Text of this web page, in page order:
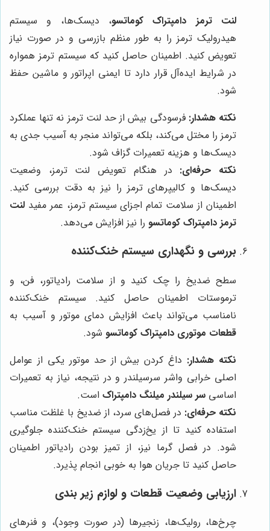
لنت ترمز دامپتراک کوماتسو، دیسک‌ها، و سیستم
هیدرولیک ترمز را به طور منظم بازرسی و در صورت نیاز
تعویض کنید. اطمینان حاصل کنید که سیستم ترمز همواره
در شرایط ایده‌آل قرار دارد تا ایمنی اپراتور و ماشین حفظ
شود.
نکته هشدار: فرسودگی بیش از حد لنت ترمز نه تنها عملکرد
ترمز را مختل می‌کند، بلکه می‌تواند منجر به آسیب جدی به
دیسک‌ها و هزینه تعمیرات گزاف شود.
نکته حرفه‌ای: در هنگام تعویض لنت ترمز، وضعیت
دیسک‌ها و کالیپرهای ترمز را نیز به دقت بررسی کنید.
اطمینان از سلامت تمام اجزای سیستم ترمز، عمر مفید لنت
ترمز دامپتراک کوماتسو را نیز افزایش می‌دهد.
بررسی و نگهداری سیستم خنک‌کننده
سطح ضدیخ را چک کنید و از سلامت رادیاتور، فن، و
ترموستات اطمینان حاصل کنید. سیستم خنک‌کننده
نامناسب می‌تواند باعث افزایش دمای موتور و آسیب به
قطعات موتوری دامپتراک کوماتسو شود.
نکته هشدار: داغ کردن بیش از حد موتور یکی از عوامل
اصلی خرابی واشر سرسیلندر و در نتیجه، نیاز به تعمیرات
اساسی سر سیلندر میلنگ دامپتراک است.
نکته حرفه‌ای: در فصل‌های سرد، از ضدیخ با غلظت مناسب
استفاده کنید تا از یخ‌زدگی سیستم خنک‌کننده جلوگیری
شود. در فصل گرما نیز، از تمیز بودن رادیاتور اطمینان
حاصل کنید تا جریان هوا به خوبی انجام پذیرد.
ارزیابی وضعیت قطعات و لوازم زیر بندی
چرخ‌ها، رولیک‌ها، زنجیرها (در صورت وجود)، و فنرهای